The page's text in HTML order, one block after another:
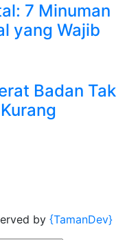
7 Minuman
yang Wajib
Badan Tak
by {TamanDev}